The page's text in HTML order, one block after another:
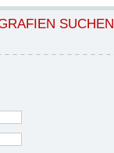
SUCHEN